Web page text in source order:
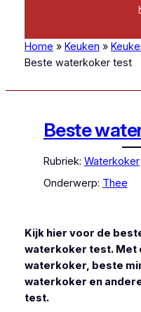
Home » Keuken »
Beste waterkoker test
Beste
Rubriek: Waterkoker
Onderwerp: Thee
Kijk hier voor de
waterkoker test. Met
waterkoker, beste
waterkoker en
test.